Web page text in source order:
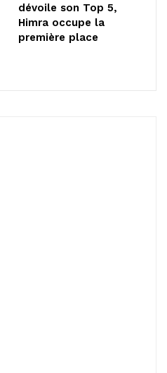
dévoile son Top 5,
Himra occupe la
première place